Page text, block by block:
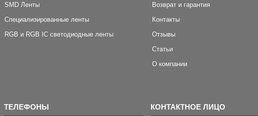
SMD Ленты
Специализированные ленты
RGB и RGB IC светодиодные ленты
Возврат и гарантия
Контакты
Отзывы
Статьи
О компании